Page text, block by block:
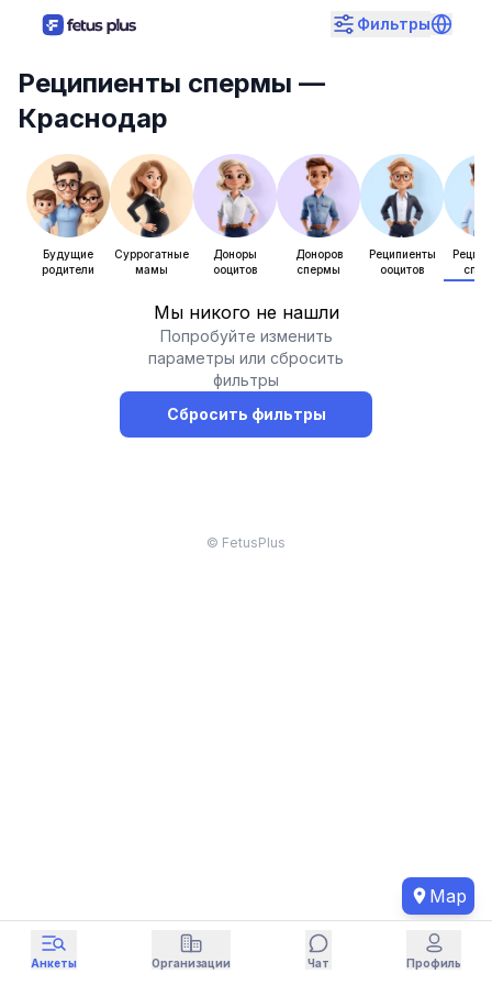
Фильтры
Реципиенты спермы —
Краснодар
Будущие
родители
Суррогатные
мамы
Доноры
ооцитов
Доноров
спермы
Реципиенты
ооцитов
Мы никого не нашли
Попробуйте изменить
параметры или сбросить
фильтры
Сбросить фильтры
© FetusPlus
Map
Анкеты Организации Чат Профиль